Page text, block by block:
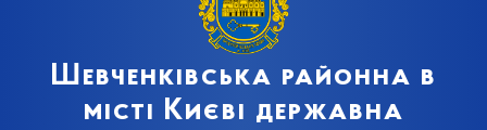
Шевченківська районна в
місті Києві державна